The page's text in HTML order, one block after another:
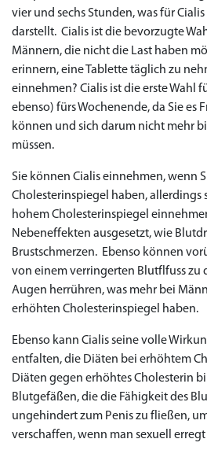
vier und sechs Stunden, was für
darstellt. Cialis ist die bevorzugte
Männern, die nicht die Last haben
erinnern, eine Tablette täglich zu
einnehmen? Cialis ist die erste Wahl
ebenso) fürs Wochenende, da Sie es
können und sich darum nicht mehr
müssen.
Sie können Cialis einnehmen, wenn
Cholesterinspiegel haben, allerdings
hohem Cholesterinspiegel
Nebeneffekten ausgesetzt, wie
Brustschmerzen. Ebenso können
von einem verringerten Blutflfuss zu
Augen herrühren, was mehr bei
erhöhten Cholesterinspiegel haben.
Ebenso kann Cialis seine volle
entfalten, die Diäten bei erhöhtem
Diäten gegen erhöhtes Cholesterin
Blutgefäßen, die die Fähigkeit des
ungehindert zum Penis zu fließen,
verschaffen, wenn man sexuell erregt